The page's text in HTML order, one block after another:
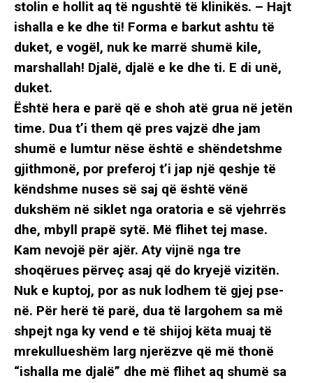
stolin e hollit aq të ngushtë të klinikës. – Hajt
ishalla e ke dhe ti! Forma e barkut ashtu të
duket, e vogël, nuk ke marrë shumë kile,
marshallah! Djalë, djalë e ke dhe ti. E di unë,
duket.
Është hera e parë që e shoh atë grua në jetën
time. Dua t’i them që pres vajzë dhe jam
shumë e lumtur nëse është e shëndetshme
gjithmonë, por preferoj t’i jap një qeshje të
këndshme nuses së saj që është vënë
dukshëm në siklet nga oratoria e së vjehrrës
dhe, mbyll prapë sytë. Më flihet tej mase.
Kam nevojë për ajër. Aty vijnë nga tre
shoqërues përveç asaj që do kryejë vizitën.
Nuk e kuptoj, por as nuk lodhem të gjej pse-
në. Për herë të parë, dua të largohem sa më
shpejt nga ky vend e të shijoj këta muaj të
mrekullueshëm larg njerëzve që më thonë
“ishalla me djalë” dhe më flihet aq shumë sa